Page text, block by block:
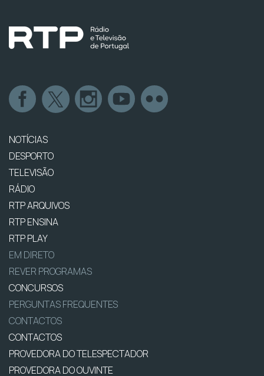
NOTÍCIAS
DESPORTO
TELEVISÃO
RÁDIO
RTP ARQUIVOS
RTP ENSINA
RTP PLAY
EM DIRETO
REVER PROGRAMAS
CONCURSOS
PERGUNTAS FREQUENTES
CONTACTOS
CONTACTOS
PROVEDORA DO TELESPECTADOR
PROVEDORA DO OUVINTE